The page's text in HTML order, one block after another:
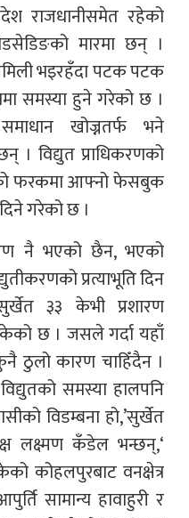
राजधानीसमेत रहेको
मारमा छन् ।
भइरहँदा पटक पटक
समस्या हुने गरेको छ ।
खोज्नतर्फ भने
। विद्युत प्राधिकरणको
फरकमा आफ्नो फेसबुक
गरेको छ ।
नै भएको छैन, भएको
प्रत्याभूति दिन
३३ केभी प्रशारण
छ । जसले गर्दा यहाँ
ठुलो कारण चाहिँदैन ।
समस्या हालपनि
विडम्बना हो,’सुर्खेत
लक्ष्मण कँडेल भन्छन्,‘
कोहलपुरबाट वनक्षेत्र
सामान्य हावाहुरी र